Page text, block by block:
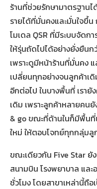
ร้านที่ช่วยรักษามาตรฐานไ
รายได้ที่มั่นคงและมั่นใจขึ้
โมเดล QSR ที่มีระบบจัดก
ให้รุ่นถัดไปได้อย่างยั่งยืน
เพราะดูมีหน้าร้านที่มั่นคง
เปลี่ยนทุกอย่างจนลูกค้าเ
อีกต่อไป ในบางพื้นที่ เรา
เดิม เพราะลูกค้าหลายคน
& go ขณะที่ด้านในก็มีพื้น
ใหม่ ให้ตอบโจทย์ทุกกลุ่มลู
ขณะเดียวกัน Five Star ยั
สนามบิน โรงพยาบาล และ
ชั่วโมง โดยสาขาเหล่านี้ถื